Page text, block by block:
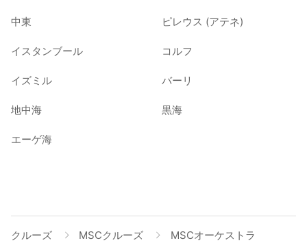
中東 ピレウス (アテネ)
イスタンブール コルフ
イズミル バーリ
地中海 黒海
エーゲ海
クルーズ MSCクルーズ MSCオーケストラ